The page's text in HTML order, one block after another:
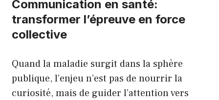
Communication en santé:
transformer l’épreuve en force
collective
Quand la maladie surgit dans la sphère
publique, l’enjeu n’est pas de nourrir la
curiosité, mais de guider l’attention vers